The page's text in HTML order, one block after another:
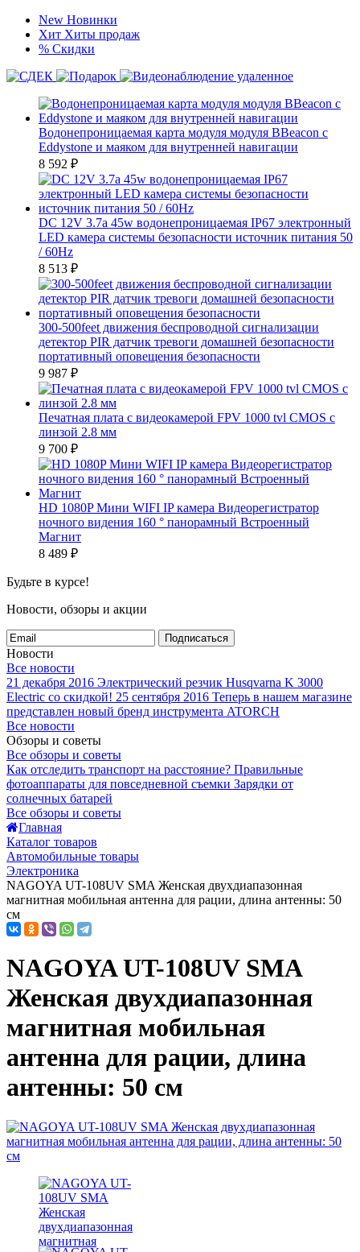
New Новинки
Хит Хиты продаж
% Скидки
Водонепроницаемая карта модуля модуля BBeacon с
Eddystone и маяком для внутренней навигации
8 592 ₽
DC 12V 3.7а 45w водонепроницаемая IP67 электронный
LED камера системы безопасности источник питания 50
/ 60Hz
8 513 ₽
300-500feet движения беспроводной сигнализации
детектор PIR датчик тревоги домашней безопасности
портативный оповещения безопасности
9 987 ₽
Печатная плата с видеокамерой FPV 1000 tvl CMOS с
линзой 2.8 мм
9 700 ₽
HD 1080P Мини WIFI IP камера Видеорегистратор
ночного видения 160 ° панорамный Встроенный
Магнит
8 489 ₽
Будьте в курсе!
Новости, обзоры и акции
Подписаться
Новости
Все новости
21 декабря 2016 Электрический резчик Husqvarna K 3000
Electric со скидкой! 25 сентября 2016 Теперь в нашем магазине
представлен новый бренд инструмента ATORCH
Все новости
Обзоры и советы
Все обзоры и советы
Как отследить транспорт на расстояние? Правильные
фотоаппараты для повседневной съемки Зарядки от
солнечных батарей
Все обзоры и советы
Главная
Каталог товаров
Автомобильные товары
Электроника
NAGOYA UT-108UV SMA Женская двухдиапазонная
магнитная мобильная антенна для рации, длина антенны: 50
см
NAGOYA UT-108UV SMA
Женская двухдиапазонная
магнитная мобильная
антенна для рации, длина
антенны: 50 см